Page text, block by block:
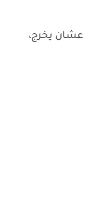
عشان يخرج،